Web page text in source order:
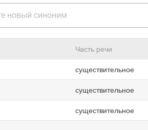
Часть речи
существительное
существительное
существительное